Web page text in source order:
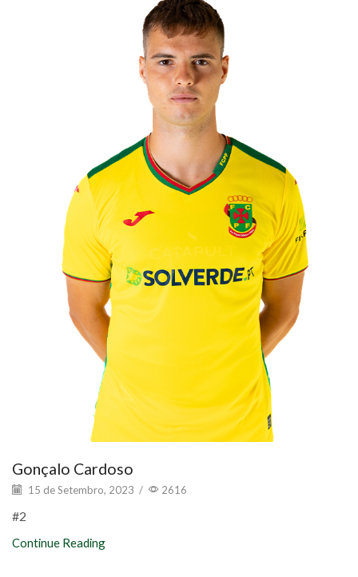
Gonçalo Cardoso
15 de Setembro, 2023 / 2616
#2
Continue Reading